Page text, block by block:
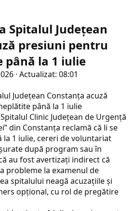
Spitalul Județean
presiuni pentru
până la 1 iulie
· Actualizat: 08:01
Clinic Județean de Urgență
din Constanța reclamă că li se
la 1 iulie, cereri de voluntariat
după program sau în
au fost avertizați indirect că
probleme la examenul de
spitalului neagă acuzațiile și
opțional, cu rol de pregătire